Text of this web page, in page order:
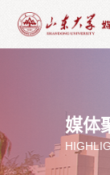
媒体